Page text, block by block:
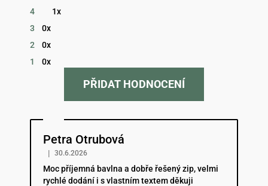
4
1x
3
0x
2
0x
1
0x
PŘIDAT HODNOCENÍ
Petra Otrubová
Hodnocení obchodu je 5 z 5 hvězdiček.
| 30.6.2026
Moc příjemná bavlna a dobře řešený zip, velmi
rychlé dodání i s vlastním textem děkuji